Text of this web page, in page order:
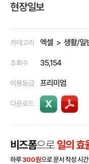
현장일보
카테고리 엑셀 생활/일
조회수 35,154
이용등급 프리미엄
다운로드
비즈폼으로 일의 효
하루300원으로 문서 작성 시